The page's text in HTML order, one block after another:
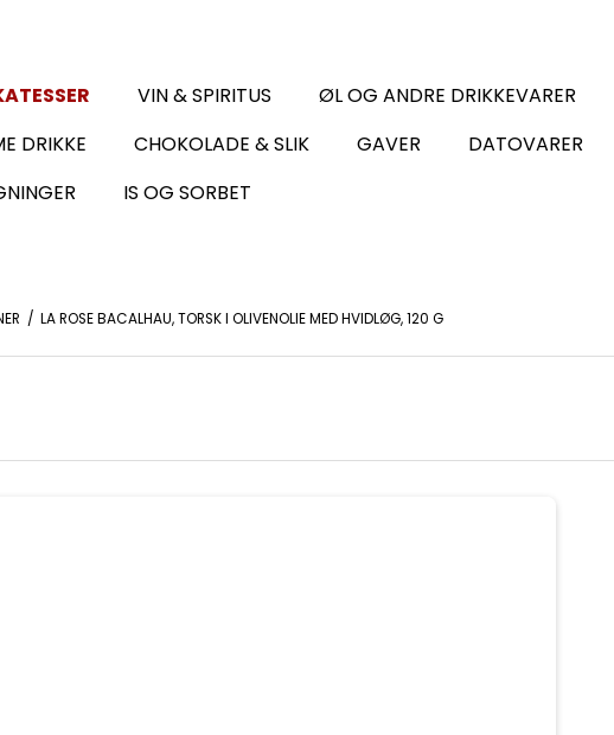
VIN & SPIRITUS ØL OG ANDRE DRIKKEVARER
DRIKKE
CHOKOLADE & SLIK GAVER DATOVARER
IS OG SORBET
/ LA ROSE BACALHAU, TORSK I OLIVENOLIE MED HVIDLØG, 120 G